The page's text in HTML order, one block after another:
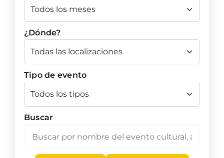
¿Dónde?
Tipo de evento
Buscar